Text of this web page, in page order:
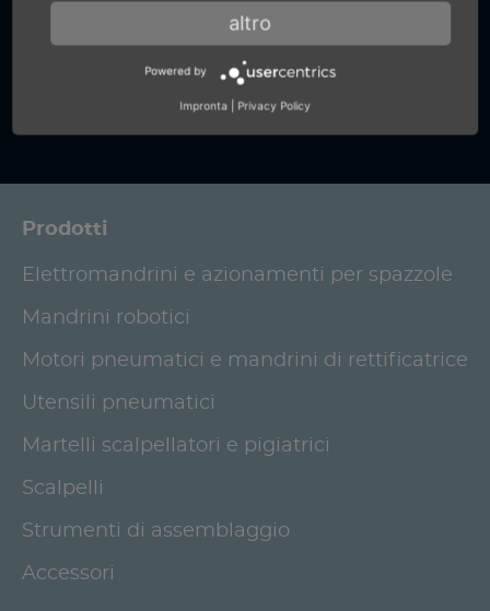
+49 (0) 7159-18093-0
Prodotti
Elettromandrini e azionamenti per spazzole
Mandrini robotici
Motori pneumatici e mandrini di rettificatrice
Utensili pneumatici
Martelli scalpellatori e pigiatrici
Scalpelli
Strumenti di assemblaggio
Accessori
altro
Powered by
Impronta Privacy Policy